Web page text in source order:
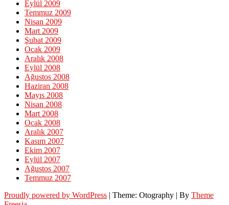
Eylül 2009
Temmuz 2009
Nisan 2009
Mart 2009
Şubat 2009
Ocak 2009
Aralık 2008
Eylül 2008
Ağustos 2008
Haziran 2008
Mayıs 2008
Nisan 2008
Mart 2008
Ocak 2008
Aralık 2007
Kasım 2007
Ekim 2007
Eylül 2007
Ağustos 2007
Temmuz 2007
Proudly powered by WordPress | Theme: Otography | By Theme